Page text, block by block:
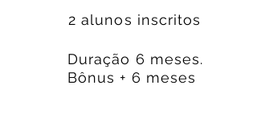
2 alunos inscritos
Duração 6 meses.
Bônus + 6 meses